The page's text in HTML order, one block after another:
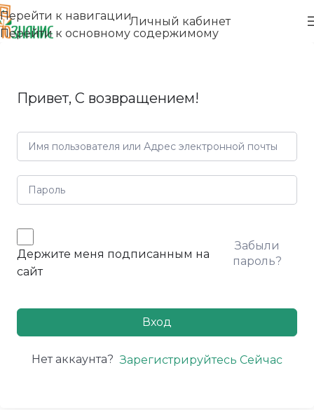
Перейти к навигации
Перейти к основному содержимому
Личный кабинет
Привет, С возвращением!
Держите меня подписанным на
сайт
Забыли
пароль?
Вход
Нет аккаунта? Зарегистрируйтесь Сейчас